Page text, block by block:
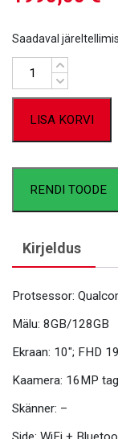
Saadaval
Kogus
LISA KORVI
RENDI TOODE
Kirjeldus
Protsessor:
Mälu: 8GB/128GB
Ekraan: 10″; FHD
Kaamera: 16MP
Skänner: –